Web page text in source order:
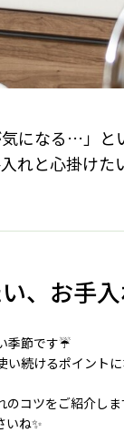
になる…」と
れと心掛けた
、お手
季節です☔
い続けるポイント
のコツをご紹介しま
いね✨